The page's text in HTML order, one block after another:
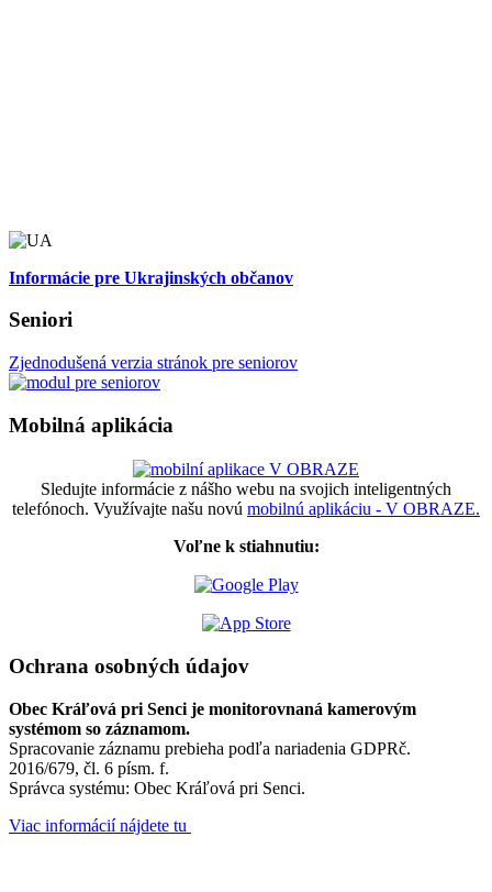
Informácie pre Ukrajinských občanov
Seniori
Zjednodušená verzia stránok pre seniorov
Mobilná aplikácia
Sledujte informácie z nášho webu na svojich inteligentných
telefónoch. Využívajte našu novú mobilnú aplikáciu - V OBRAZE.
Voľne k stiahnutiu:
Ochrana osobných údajov
Obec Kráľová pri Senci je monitorovnaná kamerovým
systémom so záznamom.
Spracovanie záznamu prebieha podľa nariadenia GDPRč.
2016/679, čl. 6 písm. f.
Správca systému: Obec Kráľová pri Senci.
Viac informácií nájdete tu